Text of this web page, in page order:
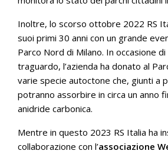
Inoltre, lo scorso ottobre 2022 RS
suoi primi 30 anni con un grande
Parco Nord di Milano. In occasione
traguardo, l’azienda ha donato al
varie specie autoctone che, giunti a
potranno assorbire in circa un anno
anidride carbonica.
Mentre in questo 2023 RS Italia ha
collaborazione con l’associazione